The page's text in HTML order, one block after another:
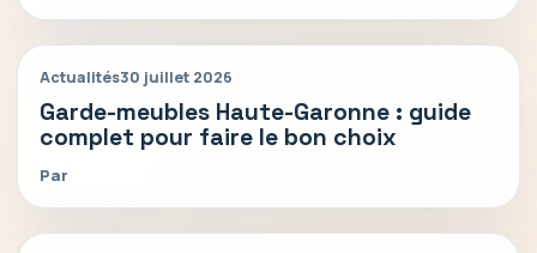
Actualités30 juillet 2026
Garde-meubles Haute-Garonne : guide
complet pour faire le bon choix
Par